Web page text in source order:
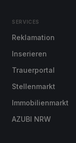
SERVICES
Reklamation
Inserieren
Trauerportal
Stellenmarkt
Immobilienmarkt
AZUBI NRW